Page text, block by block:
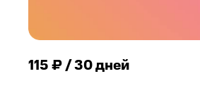
115 ₽ / 30 дней